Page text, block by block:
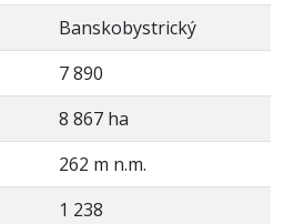
Banskobystrický
7 890
8 867 ha
262 m n.m.
1 238